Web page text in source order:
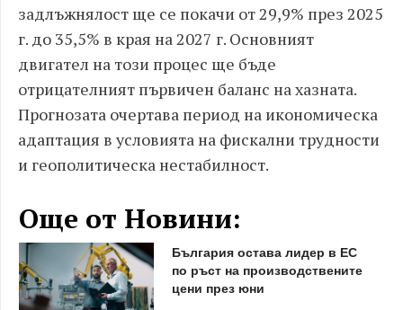
задлъжнялост ще се покачи от 29,9% през 2025
г. до 35,5% в края на 2027 г. Основният
двигател на този процес ще бъде
отрицателният първичен баланс на хазната.
Прогнозата очертава период на икономическа
адаптация в условията на фискални трудности
и геополитическа нестабилност.
Още от Новини:
България остава лидер в ЕС
по ръст на производствените
цени през юни